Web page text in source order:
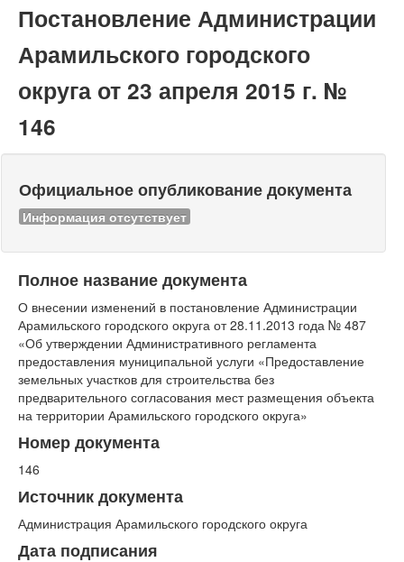
Постановление Администрации
Арамильского городского
округа от 23 апреля 2015 г. №
146
Официальное опубликование документа
Информация отсутствует
Полное название документа
О внесении изменений в постановление Администрации
Арамильского городского округа от 28.11.2013 года № 487
«Об утверждении Административного регламента
предоставления муниципальной услуги «Предоставление
земельных участков для строительства без
предварительного согласования мест размещения объекта
на территории Арамильского городского округа»
Номер документа
146
Источник документа
Администрация Арамильского городского округа
Дата подписания